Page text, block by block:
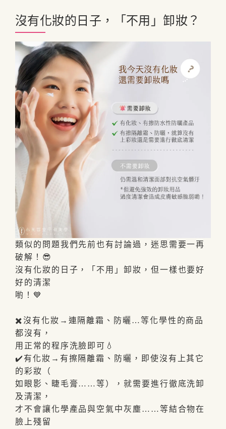
沒有化妝的日子，「不用」卸妝？
類似的問題我們先前也有討論過，迷思需要一再
破解！😎
沒有化妝的日子，「不用」卸妝，但一樣也要好
好的清潔
喲！💙
✖️沒有化妝→連隔離霜、防曬…等化學性的商品
都沒有，
用正常的程序洗臉即可💧
✔️有化妝→有擦隔離霜、防曬，即使沒有上其它
的彩妝（
如眼影、睫毛膏……等），就需要進行徹底洗卸
及清潔，
才不會讓化學產品與空氣中灰塵……等結合物在
臉上殘留